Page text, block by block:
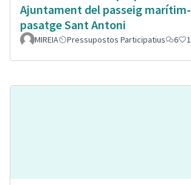
Ajuntament del passeig marítim-
pasatge Sant Antoni
MIREIA Pressupostos Participatius 6 1